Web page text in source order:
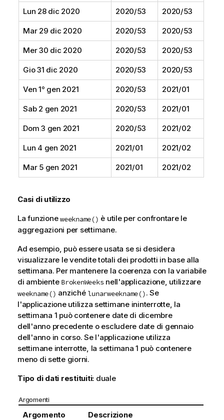
Lun 28 dic 2020 2020/53 2020/53
Mar 29 dic 2020 2020/53 2020/53
Mer 30 dic 2020 2020/53 2020/53
Gio 31 dic 2020 2020/53 2020/53
Ven 1° gen 2021 2020/53 2021/01
Sab 2 gen 2021 2020/53 2021/01
Dom 3 gen 2021 2020/53 2021/02
Lun 4 gen 2021 2021/01 2021/02
Mar 5 gen 2021 2021/01 2021/02
Casi di utilizzo
La funzioneweekname() è utile per confrontare le
aggregazioni per settimane.
Ad esempio, può essere usata se si desidera
visualizzare le vendite totali dei prodotti in base alla
settimana. Per mantenere la coerenza con la variabile
di ambiente BrokenWeeksnell'applicazione, utilizzare
weekname() anziché lunarweekname(). Se
l'applicazione utilizza settimane ininterrotte, la
settimana 1 può contenere date di dicembre
dell'anno precedente o escludere date di gennaio
dell'anno in corso. Se l'applicazione utilizza
settimane interrotte, la settimana 1 può contenere
meno di sette giorni.
Tipo di dati restituiti: duale
Argomenti
Argomento Descrizione